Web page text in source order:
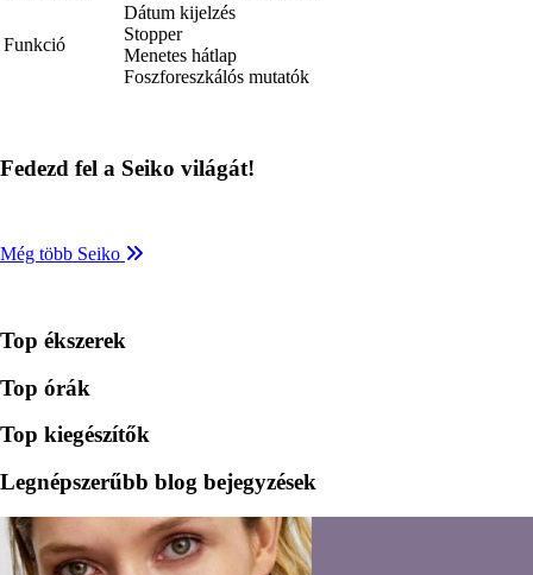
Funkció
Dátum kijelzés
Stopper
Menetes hátlap
Foszforeszkálós mutatók
Fedezd fel a Seiko világát!
Még több Seiko
Top ékszerek
Top órák
Top kiegészítők
Legnépszerűbb blog bejegyzések